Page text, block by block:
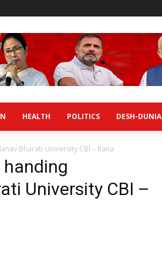
HEALTH POLITICS DESH-DUNIA
Bharati University CBI – Rana
University CBI –